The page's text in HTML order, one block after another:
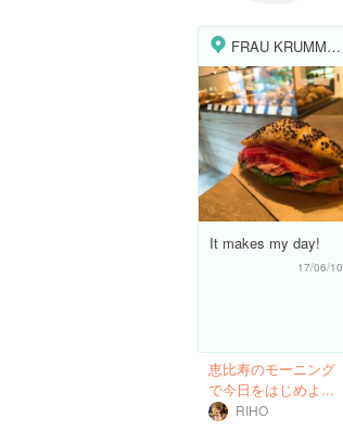
FRAU KRUMM／フラウクルム
It makes my day!
17/06/10
恵比寿のモーニング
で今日をはじめよ...
RIHO